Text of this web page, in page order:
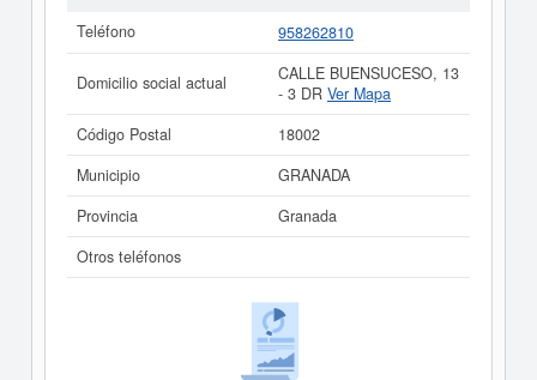
Teléfono
958262810
Domicilio social actual
CALLE BUENSUCESO, 13
- 3 DR Ver Mapa
Código Postal
18002
Municipio
GRANADA
Provincia
Granada
Otros teléfonos